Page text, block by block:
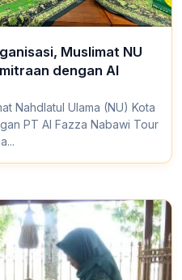
Muslimat NU
dengan Al
Nahdlatul Ulama (NU) Kota
PT Al Fazza Nabawi Tour